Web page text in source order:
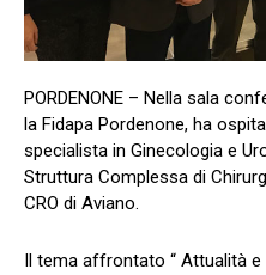
PORDENONE – Nella sala
la Fidapa Pordenone, ha
specialista in Ginecologia e
Struttura Complessa di
CRO di Aviano.
Il tema affrontato “ Attualità